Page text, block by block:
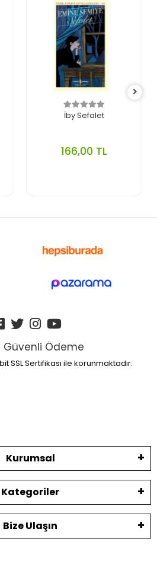
İby Sefalet
166,00 TL
Güvenli Ödeme
SSL Sertifikası ile korunmaktadır.
Kurumsal
Kategoriler
Bize Ulaşın